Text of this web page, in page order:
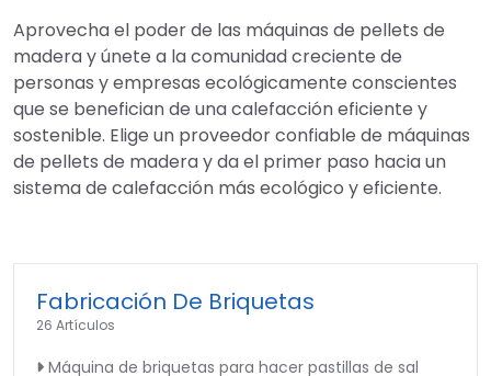
Aprovecha el poder de las máquinas de pellets de
madera y únete a la comunidad creciente de
personas y empresas ecológicamente conscientes
que se benefician de una calefacción eficiente y
sostenible. Elige un proveedor confiable de máquinas
de pellets de madera y da el primer paso hacia un
sistema de calefacción más ecológico y eficiente.
Fabricación De Briquetas
26 Artículos
Máquina de briquetas para hacer pastillas de sal